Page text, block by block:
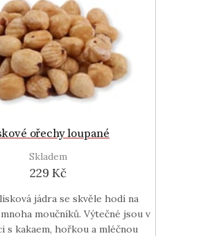
ořechy loupané
Skladem
229 Kč
jádra se skvěle hodí na
moučníků. Výtečné jsou v
s kakaem, hořkou a mléčnou